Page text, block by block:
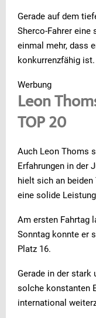
Gerade auf dem
Sherco-Fahrer eine
einmal mehr, dass
konkurrenzfähig ist.
Werbung
Leon
TOP 20
Auch Leon Thoms
Erfahrungen in der
hielt sich an beiden
eine solide
Am ersten Fahrtag
Sonntag konnte er
Platz 16.
Gerade in der
solche konstanten
international